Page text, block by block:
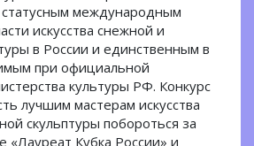
статусным международным
искусства снежной и
в России и единственным в
при официальной
культуры РФ. Конкурс
лучшим мастерам искусства
скульптуры побороться за
«Лауреат Кубка России» и